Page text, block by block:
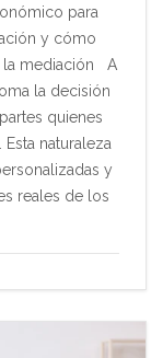
para
y cómo
la mediación A
la decisión
quienes
naturaleza
y
reales de los